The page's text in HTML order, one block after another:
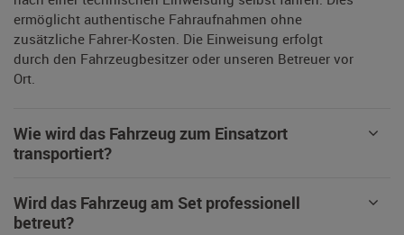
ermöglicht authentische Fahraufnahmen ohne
zusätzliche Fahrer-Kosten. Die Einweisung erfolgt
durch den Fahrzeugbesitzer oder unseren Betreuer vor
Ort.
Wie wird das Fahrzeug zum Einsatzort
transportiert?
Wird das Fahrzeug am Set professionell
betreut?